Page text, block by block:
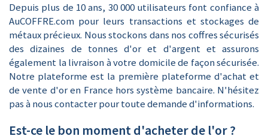
Depuis plus de 10 ans, 30 000 utilisateurs font confiance à
AuCOFFRE.com pour leurs transactions et stockages de
métaux précieux. Nous stockons dans nos coffres sécurisés
des dizaines de tonnes d'or et d'argent et assurons
également la livraison à votre domicile de façon sécurisée.
Notre plateforme est la première plateforme d'achat et
de vente d'or en France hors système bancaire. N'hésitez
pas ànous contacterpour toute demande d'informations.
Est-ce le bon moment d'acheter de l'or ?